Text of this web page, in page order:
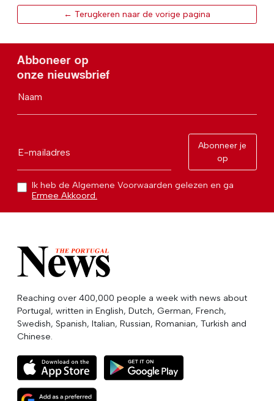
← Terugkeren naar de vorige pagina
Abboneer op
onze nieuwsbrief
Naam
E-mailadres
Abonneer je
op
Ik heb de Algemene Voorwaarden gelezen en ga
Ermee Akkoord.
Reaching over 400,000 people a week with news about
Portugal, written in English, Dutch, German, French,
Swedish, Spanish, Italian, Russian, Romanian, Turkish and
Chinese.